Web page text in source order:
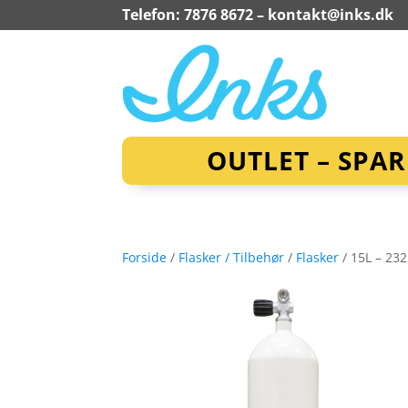
Telefon: 7876 8672 – kontakt@inks.dk
OUTLET –
Forside / Flasker / Tilbehør / Flasker / 15L –